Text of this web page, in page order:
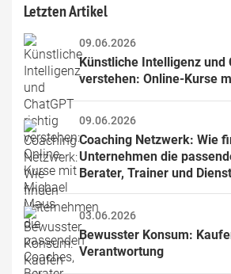
Letzten Artikel
09.06.2026
Künstliche Intelligenz und
verstehen: Online-Kurse
09.06.2026
Coaching Netzwerk: Wie
Unternehmen die
Berater, Trainer und
03.06.2026
Bewusster Konsum:
Verantwortung